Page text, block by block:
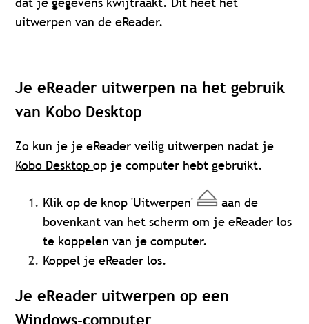
uitwerpen van de eReader.
Je eReader uitwerpen na het gebruik
van Kobo Desktop
Zo kun je je eReader veilig uitwerpen nadat je
Kobo Desktop op je computer hebt gebruikt.
Klik op de knop 'Uitwerpen'
aan de
bovenkant van het scherm om je eReader los
te koppelen van je computer.
Koppel je eReader los.
Je eReader uitwerpen op een
Windows-computer